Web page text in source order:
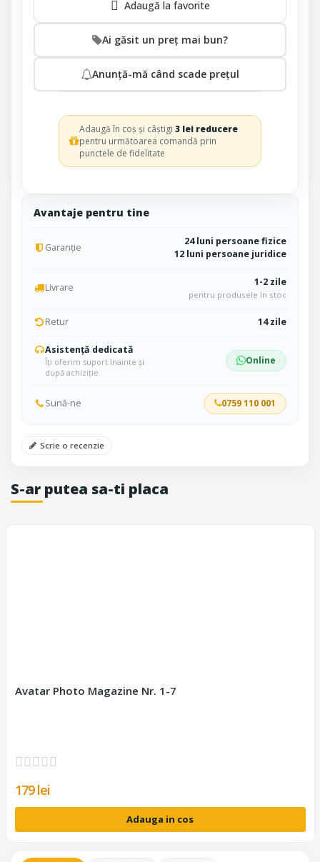
Avantaje pentru tine
Garanție
24 luni persoane fizice
12 luni persoane juridice
Livrare 1-2 zile
pentru produsele în stoc
Retur 14 zile
Asistență dedicată
Îți oferim suport înainte și
după achiziție
Online
Sună-ne 0759 110 001
Scrie o recenzie
Ai găsit un preț mai bun?
Anunță-mă când scade prețul
Adaugă în coș și câștigi3 lei reducere
pentru următoarea comandă prin
punctele de fidelitate
S-ar putea sa-ti placa
Avatar Photo Magazine Nr. 1-7
179 lei
Adauga in cos